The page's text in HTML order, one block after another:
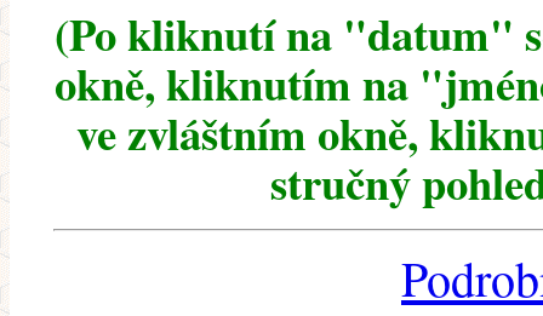
(Po kliknutí na "datum"
okně, kliknutím na
ve zvláštním okně,
stručný